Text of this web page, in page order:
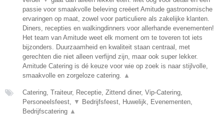
passie voor smaakvolle beleving creëert Amitude gastronomische
ervaringen op maat, zowel voor particuliere als zakelijke klanten.
Diners, recepties en walkingdinners voor allerhande evenementen!
Het team van Amitude weet elk moment om te toveren tot iets
bijzonders. Duurzaamheid en kwaliteit staan centraal, met
gerechten die niet alleen verfijnd zijn, maar ook super lekker.
Amitude Catering is dé keuze voor wie op zoek is naar stijlvolle,
smaakvolle en zorgeloze catering.
▲
Catering, Traiteur, Receptie, Zittend diner, Vip-Catering,
Personeelsfeest,
▼ Bedrijfsfeest, Huwelijk, Evenementen,
Bedrijfscatering ▲